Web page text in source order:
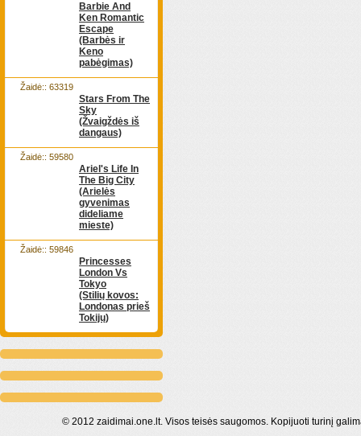
Barbie And
Ken Romantic
Escape
(Barbės ir
Keno
pabėgimas)
Stars From The
Sky
(Žvaigždės iš
dangaus)
Žaidė:: 63319
Ariel's Life In
The Big City
(Arielės
gyvenimas
dideliame
mieste)
Žaidė:: 59580
Princesses
London Vs
Tokyo
(Stilių kovos:
Londonas prieš
Tokijų)
Žaidė:: 59846
© 2012 zaidimai.one.lt. Visos teisės saugomos. Kopijuoti turinį